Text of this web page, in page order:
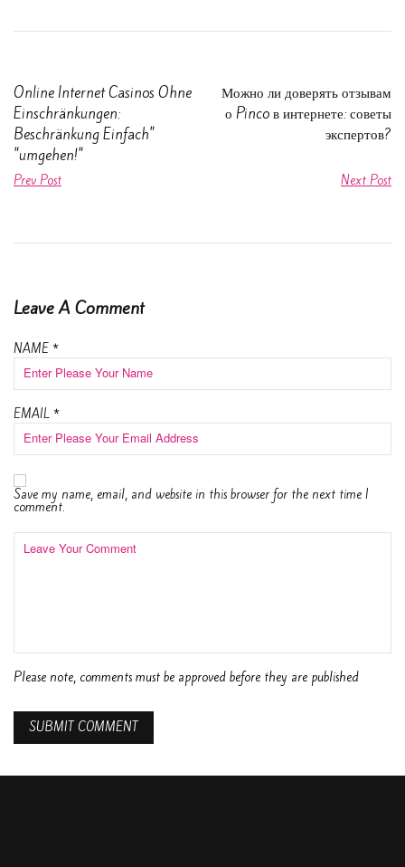
Online Internet Casinos Ohne
Einschränkungen:
Beschränkung Einfach"
"umgehen!"
Prev Post
Можно ли доверять отзывам
о Pinco в интернете: советы
экспертов?
Next Post
Leave A Comment
NAME *
EMAIL *
Save my name, email, and website in this browser for the next time I
comment.
Please note, comments must be approved before they are published